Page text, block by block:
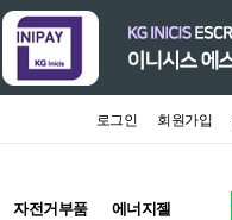
로그인 회원가입
자전거부품 에너지젤